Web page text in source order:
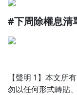
#下周除權息清
【聲明 1】本文所
勿以任何形式轉貼